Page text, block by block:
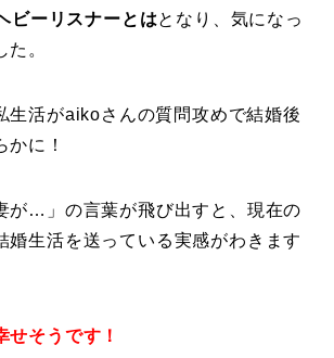
ビーリスナーとはとなり、気になっ
。
生活がaikoさんの質問攻めで結婚後
かに！
が…」の言葉が飛び出すと、現在の
婚生活を送っている実感がわきます
せそうです！